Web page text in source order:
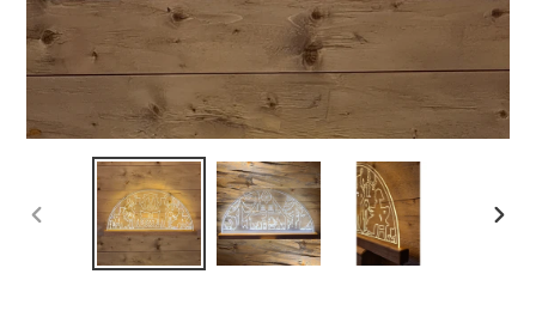
VORHERIGER
SCHIEBER